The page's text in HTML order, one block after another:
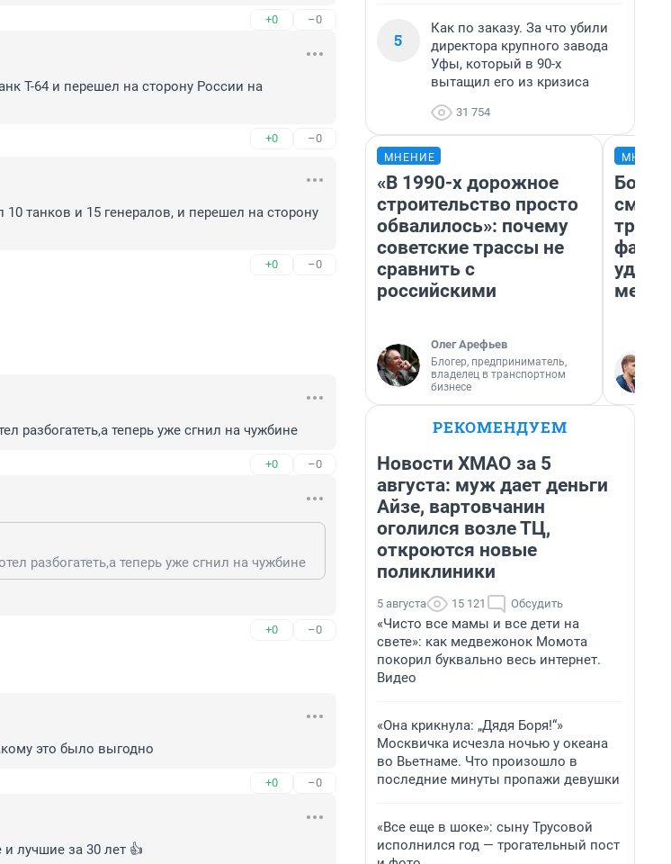
+0 –0
Т-64 и перешел на сторону России на
+0 –0
танков и 15 генералов, и перешел на сторону
+0 –0
разбогатеть,а теперь уже сгнил на чужбине
+0 –0
разбогатеть,а теперь уже сгнил на чужбине
+0 –0
это было выгодно
+0 –0
лучшие за 30 лет 👍
5
Как по заказу. За что убили
директора крупного завода
Уфы, который в 90-х
вытащил его из кризиса
31 754
МНЕНИЕ
«В 1990-х дорожное
строительство просто
обвалилось»: почему
советские трассы не
сравнить с
российскими
Олег Арефьев
Блогер, предприниматель,
владелец в транспортном
бизнесе
месте
РЕКОМЕНДУЕМ
Новости ХМАО за 5
августа: муж дает деньги
Айзе, вартовчанин
оголился возле ТЦ,
откроются новые
поликлиники
5 августа 15 121 Обсудить
«Чисто все мамы и все дети на
свете»: как медвежонок Момота
покорил буквально весь интернет.
Видео
«Она крикнула: „Дядя Боря!“»
Москвичка исчезла ночью у океана
во Вьетнаме. Что произошло в
последние минуты пропажи девушки
«Все еще в шоке»: сыну Трусовой
исполнился год — трогательный пост